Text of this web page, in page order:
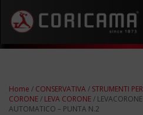
Home / CONSERVATIVA/ STRUMENTI PER
CORONE/ LEVA CORONE/ LEVACORONE
AUTOMATICO – PUNTA N.2